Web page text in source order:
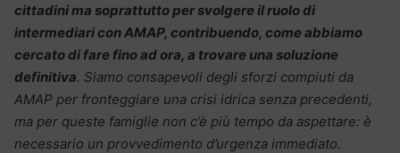
cittadini ma soprattutto per svolgere il ruolo di
intermediari con AMAP, contribuendo, come abbiamo
cercato di fare fino ad ora, a trovare una soluzione
definitiva. Siamo consapevoli degli sforzi compiuti da
AMAP per fronteggiare una crisi idrica senza precedenti,
ma per queste famiglie non c’è più tempo da aspettare: è
necessario un provvedimento d’urgenza immediato.